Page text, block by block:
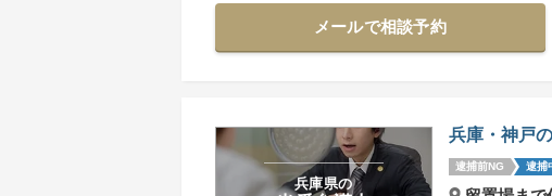
メールで相談予約
兵庫・神戸
逮捕前NG 逮捕
兵庫県の